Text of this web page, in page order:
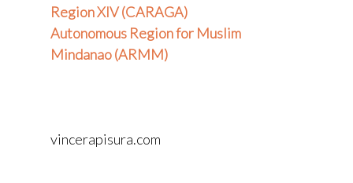
Region XIV (CARAGA)
Autonomous Region for Muslim
Mindanao (ARMM)
vincerapisura.com